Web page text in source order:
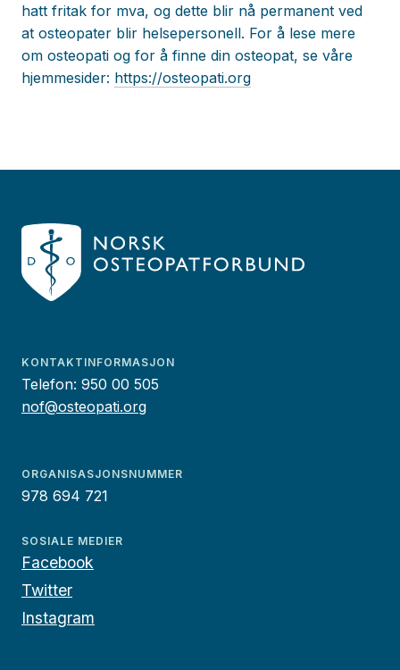
hatt fritak for mva, og dette blir nå permanent ved
at osteopater blir helsepersonell. For å lese mere
om osteopati og for å finne din osteopat, se våre
hjemmesider: https://osteopati.org
KONTAKTINFORMASJON
Telefon: 950 00 505
nof@osteopati.org
ORGANISASJONSNUMMER
978 694 721
SOSIALE MEDIER
Facebook
Twitter
Instagram